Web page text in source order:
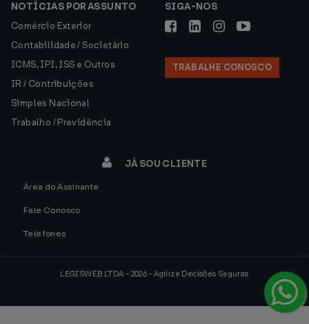
NOTÍCIAS POR ASSUNTO
Comércio Exterior
Contabilidade / Societário
ICMS, IPI, ISS e Outros
IR / Contribuições
Simples Nacional
Trabalho / Previdência
SIGA-NOS
TRABALHE CONOSCO
JÁ SOU CLIENTE
Área do Assinante
Fale Conosco
Telefones
LEGISWEB LTDA - 2026 - Agilize Decisões Seguras